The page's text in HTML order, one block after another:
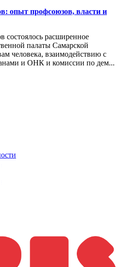
опыт профсоюзов, власти и
состоялось расширенное
палаты Самарской
человека, взаимодействию с
и ОНК и комиссии по дем...